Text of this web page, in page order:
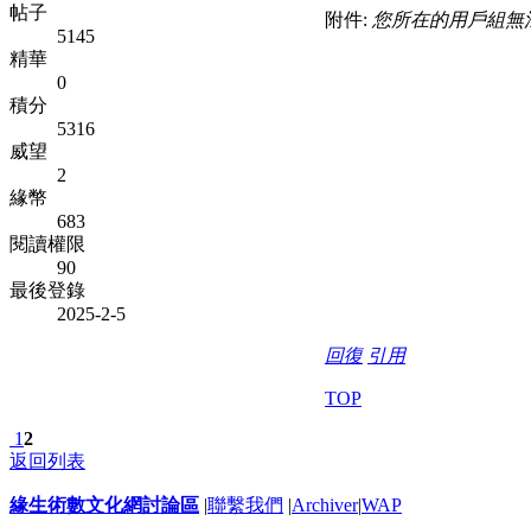
帖子
5145
精華
0
積分
5316
威望
2
緣幣
683
閱讀權限
90
最後登錄
2025-2-5
附件: 您所在的用戶組
回復 引用
TOP
12
返回列表
緣生術數文化網討論區 |聯繫我們 |Archiver|WAP